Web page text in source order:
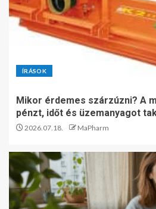
ÍRÁSOK
Mikor érdemes szárzúzni? A
pénzt, időt és üzemanyagot
2026.07.18. MaPharm